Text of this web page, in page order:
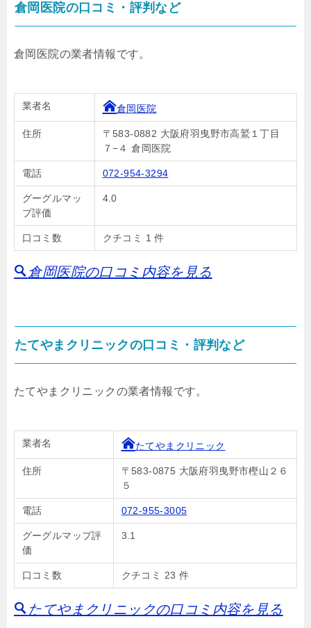
倉岡医院の口コミ・評判など
倉岡医院の業者情報です。
業者名 倉岡医院
住所
〒583-0882 大阪府羽曳野市高鷲１丁目
７−４ 倉岡医院
電話 072-954-3294
グーグルマッ
プ評価
4.0
口コミ数 クチコミ 1 件
倉岡医院の口コミ内容を見る
たてやまクリニックの口コミ・評判など
たてやまクリニックの業者情報です。
業者名 たてやまクリニック
住所
〒583-0875 大阪府羽曳野市樫山２６
５
電話 072-955-3005
グーグルマップ評
価
3.1
口コミ数 クチコミ 23 件
たてやまクリニックの口コミ内容を見る